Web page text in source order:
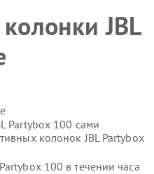
JBL
Partybox 100 сами
колонок JBL Partybox
100 в течении часа